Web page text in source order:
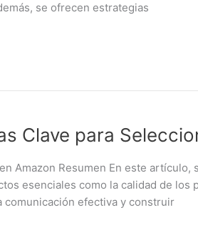
se ofrecen estrategias
Clave para
Amazon Resumen En este
esenciales como la calidad de
comunicación efectiva y construir